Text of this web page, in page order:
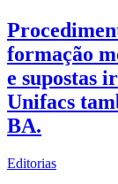
formação
e supostas
Unifacs
BA.
Editorias